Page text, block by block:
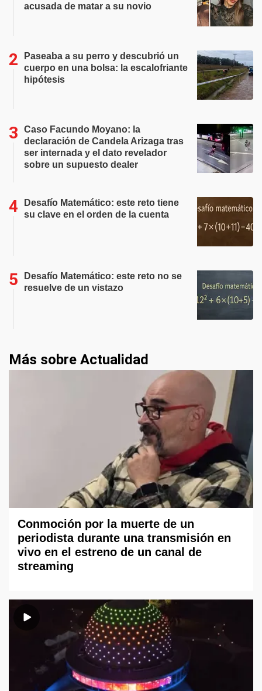
acusada de matar a su novio
Paseaba a su perro y descubrió un
cuerpo en una bolsa: la escalofriante
hipótesis
Caso Facundo Moyano: la
declaración de Candela Arizaga tras
ser internada y el dato revelador
sobre un supuesto dealer
Desafío Matemático: este reto tiene
su clave en el orden de la cuenta
Desafío Matemático: este reto no se
resuelve de un vistazo
Más sobre Actualidad
Conmoción por la muerte de un
periodista durante una transmisión en
vivo en el estreno de un canal de
streaming